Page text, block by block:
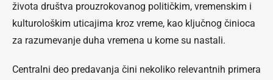
života društva prouzrokovanog političkim, vremenskim i
kulturološkim uticajima kroz vreme, kao ključnog činioca
za razumevanje duha vremena u kome su nastali.
Centralni deo predavanja čini nekoliko relevantnih primera